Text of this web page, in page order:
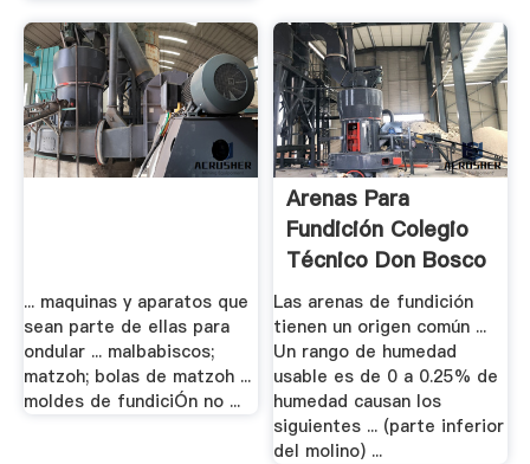
... maquinas y aparatos que
sean parte de ellas para
ondular ... malbabiscos;
matzoh; bolas de matzoh ...
moldes de fundiciÓn no ...
Arenas Para
Fundición Colegio
Técnico Don Bosco
Las arenas de fundición
tienen un origen común ...
Un rango de humedad
usable es de 0 a 0.25% de
humedad causan los
siguientes ... (parte inferior
del molino) ...